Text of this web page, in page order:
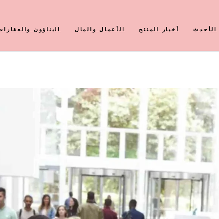
الأحدث أخبار المنتج الأعمال والمال البناؤون